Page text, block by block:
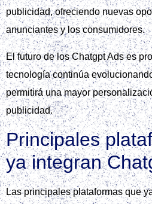
publicidad, ofreciendo nuevas
anunciantes y los consumidores.
El futuro de los Chatgpt Ads es
tecnología continúa
permitirá una mayor
publicidad.
Principales
ya integran
Las principales plataformas que